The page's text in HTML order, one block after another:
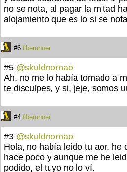
no se nota, al pagar la mitad
alojamiento que es lo si se
#6 fiberunner
#5 @skuldnornao
Ah, no me lo había tomado a
te disculpes, y si, jeje, somos
#4 fiberunner
#3 @skuldnornao
Hola, no había leido tu aor, he
hace poco y aunque me he
podido, el tuyo no lo ví.